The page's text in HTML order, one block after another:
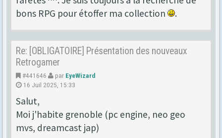
bons RPG pour étoffer ma collection
.
Re: [OBLIGATOIRE] Présentation des nouveaux
Retrogamer
#441646 par EyeWizard
16 Juil 2025, 15:33
Salut,
Moi j'habite grenoble (pc engine, neo geo
mvs, dreamcast jap)